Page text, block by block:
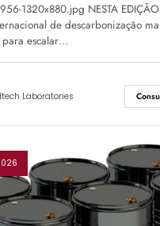
1320x880.jpg NESTA
de descarbonização
escalar…
Laboratories